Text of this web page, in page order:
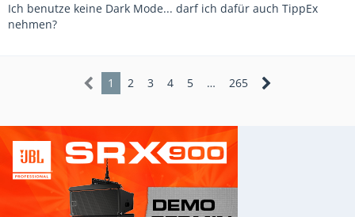
Ich benutze keine Dark Mode... darf ich dafür auch TippEx
nehmen?
1 2 3 4 5 … 265